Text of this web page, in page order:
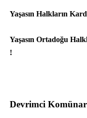
Yaşasın Halkların
Yaşasın Ortadoğu
!
Devrimci